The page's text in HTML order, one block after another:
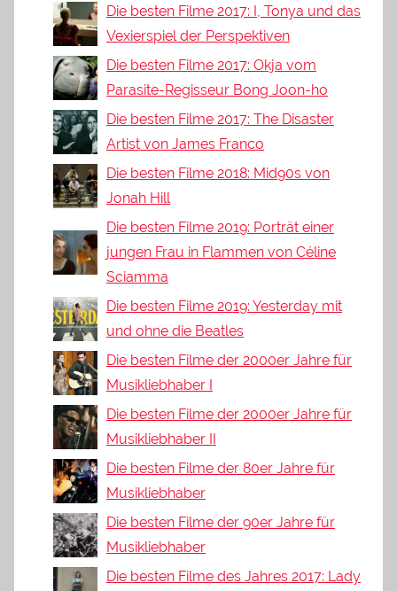
Die besten Filme 2017: I, Tonya und das
Vexierspiel der Perspektiven
Die besten Filme 2017: Okja vom
Parasite-Regisseur Bong Joon-ho
Die besten Filme 2017: The Disaster
Artist von James Franco
Die besten Filme 2018: Mid90s von
Jonah Hill
Die besten Filme 2019: Porträt einer
jungen Frau in Flammen von Céline
Sciamma
Die besten Filme 2019: Yesterday mit
und ohne die Beatles
Die besten Filme der 2000er Jahre für
Musikliebhaber I
Die besten Filme der 2000er Jahre für
Musikliebhaber II
Die besten Filme der 80er Jahre für
Musikliebhaber
Die besten Filme der 90er Jahre für
Musikliebhaber
Die besten Filme des Jahres 2017: Lady